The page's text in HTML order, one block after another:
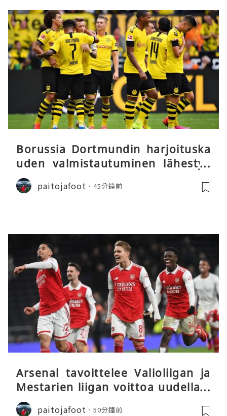
Borussia Dortmundin harjoituska
uden valmistautuminen lähestyy
päätöstään
paitojafoot 45分鐘前
Arsenal tavoittelee Valioliigan ja
Mestarien liigan voittoa uudella k
audella
paitojafoot 50分鐘前